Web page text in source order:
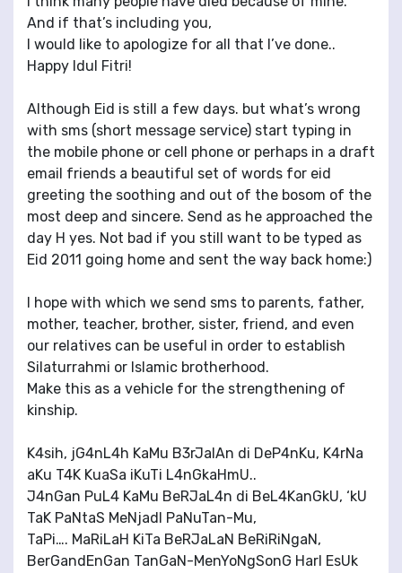
And if that’s including you,
I would like to apologize for all that I’ve done..
Happy Idul Fitri!
Although Eid is still a few days. but what’s wrong
with sms (short message service) start typing in
the mobile phone or cell phone or perhaps in a draft
email friends a beautiful set of words for eid
greeting the soothing and out of the bosom of the
most deep and sincere. Send as he approached the
day H yes. Not bad if you still want to be typed as
Eid 2011 going home and sent the way back home:)
I hope with which we send sms to parents, father,
mother, teacher, brother, sister, friend, and even
our relatives can be useful in order to establish
Silaturrahmi or Islamic brotherhood.
Make this as a vehicle for the strengthening of
kinship.
K4sih, jG4nL4h KaMu B3rJalAn di DeP4nKu, K4rNa
aKu T4K KuaSa iKuTi L4nGkaHmU..
J4nGan PuL4 KaMu BeRJaL4n di BeL4KanGkU, ‘kU
TaK PaNtaS MeNjadI PaNuTan-Mu,
TaPi…. MaRiLaH KiTa BeRJaLaN BeRiRiNgaN,
BerGandEnGan TanGaN-MenYoNgSonG HarI EsUk